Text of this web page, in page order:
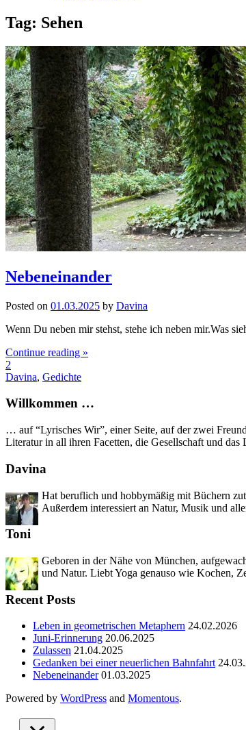
Tag: Sehen
Nebeneinander
Posted on 01.03.2025 by Davina
Wenn Du neben mir stehst, stehe ich neben mir.Was
Continue reading »
2
Davina, Gedichte
Willkommen …
… auf “Lyrisches Wir”, einer Seite, auf der zwei
Literatur in all ihren Facetten, die Gesellschaft und
Davina
Hat beruflich und hobbymäßig mit Büchern
Außerdem interessiert an Natur, Musik und
Toni
Geboren in der Nähe von München,
und Natur. Liebt Yoga genauso wie Kochen,
Recent Posts
Leben in geometrischen Metaphern 24.02.2026
Juni-Erinnerung 20.06.2025
Zulassen 21.04.2025
Gedanken bei einer neuerlichen Bahnfahrt
Nebeneinander 01.03.2025
Powered by WordPress and Momentous.